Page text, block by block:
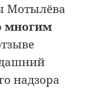
Мотылёва
многим
надзора